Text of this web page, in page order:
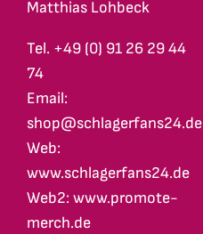
Matthias Lohbeck
Tel. +49 (0) 91 26 29 44
74
Email:
shop@schlagerfans24.de
Web:
www.schlagerfans24.de
Web2: www.promote-
merch.de